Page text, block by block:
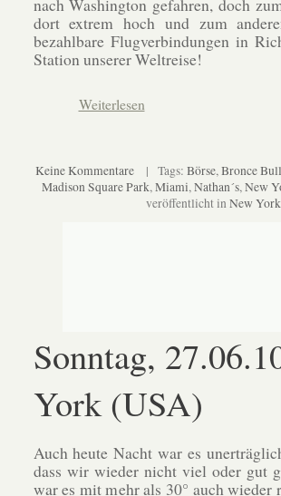
nach Washington gefahren, doch
dort extrem hoch und zum
bezahlbare Flugverbindungen in
Station unserer Weltreise!
Weiterlesen
Keine Kommentare | Tags: Börse,Bronce Bull
Madison Square Park,Miami,Nathan´s,New
veröffentlicht inNew York
Sonntag,
York (USA)
Auch heute Nacht war es
dass wir wieder nicht viel oder gut
war es mit mehr als 30° auch